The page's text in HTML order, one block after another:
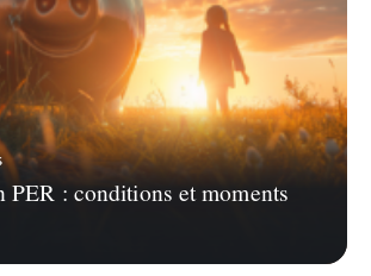
PER : conditions et moments